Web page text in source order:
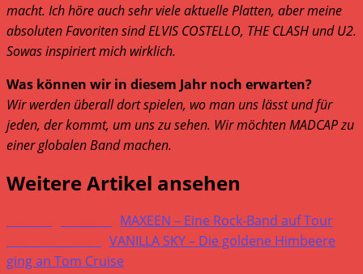
macht. Ich höre auch sehr viele aktuelle Platten, aber meine
absoluten Favoriten sind ELVIS COSTELLO, THE CLASH und U2.
Sowas inspiriert mich wirklich.
Was können wir in diesem Jahr noch erwarten?
Wir werden überall dort spielen, wo man uns lässt und für
jeden, der kommt, um uns zu sehen. Wir möchten MADCAP zu
einer globalen Band machen.
Weitere Artikel ansehen
MAXEEN – Eine Rock-Band auf Tour
VANILLA SKY – Die goldene Himbeere
ging an Tom Cruise